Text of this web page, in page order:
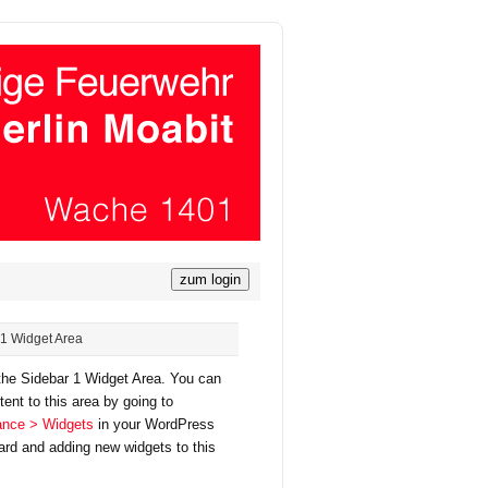
Widget Area
Sidebar 1 Widget Area. You can
to this area by going to
> Widgets in your WordPress
and adding new widgets to this